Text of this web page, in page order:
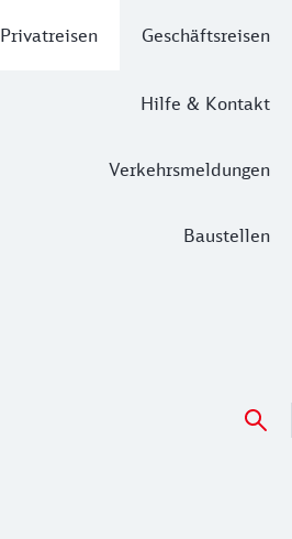
Privatreisen Geschäftsreisen
Hilfe & Kontakt
Verkehrsmeldungen
Baustellen